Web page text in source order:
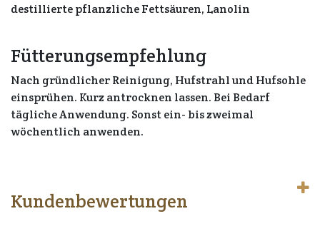
destillierte pflanzliche Fettsäuren, Lanolin
Fütterungsempfehlung
Nach gründlicher Reinigung, Hufstrahl und Hufsohle
einsprühen. Kurz antrocknen lassen. Bei Bedarf
tägliche Anwendung. Sonst ein- bis zweimal
wöchentlich anwenden.
Kundenbewertungen